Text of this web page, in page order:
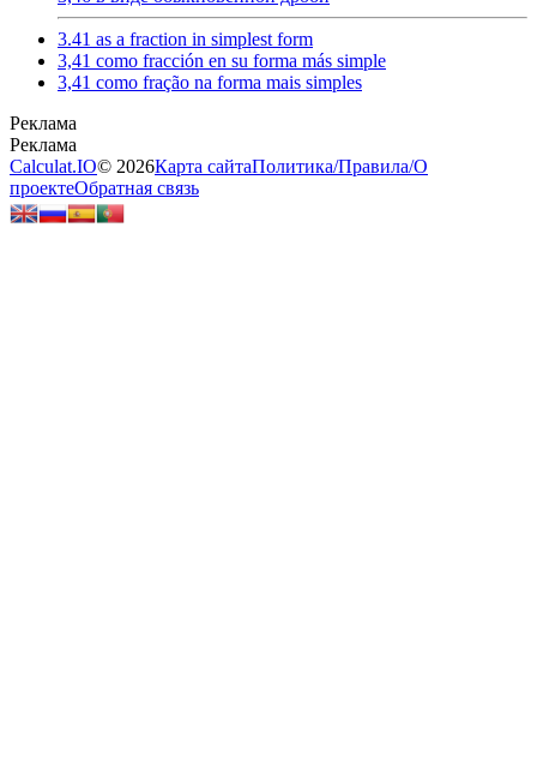
3.41 as a fraction in simplest form
3,41 como fracción en su forma más simple
3,41 como fração na forma mais simples
Calculat.IO© 2026Карта сайтаПолитика/Правила/О
проектеОбратная связь